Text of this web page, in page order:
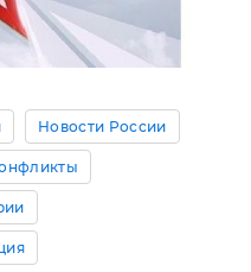
Новости России